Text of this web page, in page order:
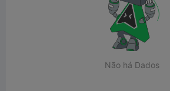
Não há Dados